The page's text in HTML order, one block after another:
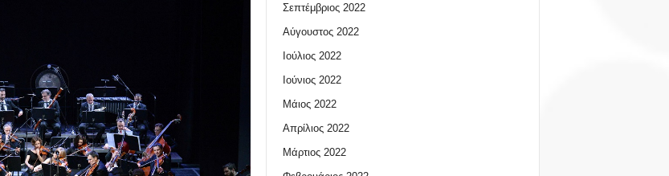
Σεπτέμβριος 2022
Αύγουστος 2022
Ιούλιος 2022
Ιούνιος 2022
Μάιος 2022
Απρίλιος 2022
Μάρτιος 2022